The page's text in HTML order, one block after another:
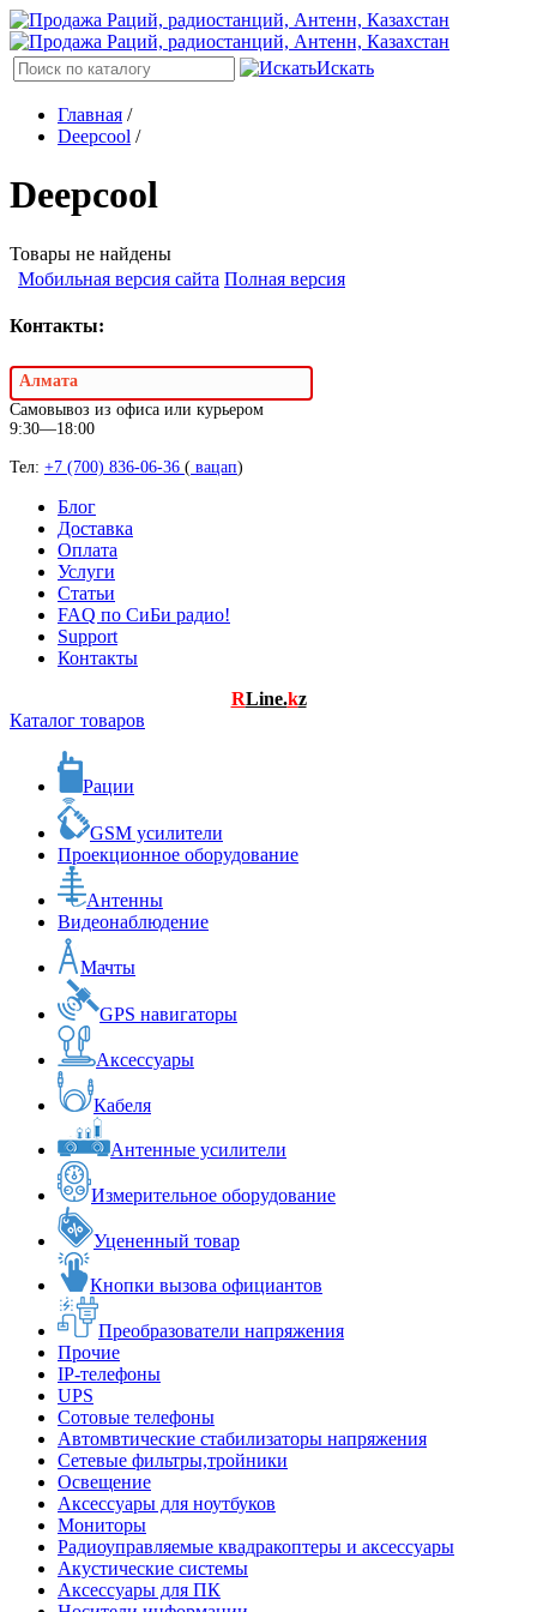
Искать
Главная /
Deepcool /
Deepcool
Товары не найдены
Мобильная версия сайта Полная версия
Контакты:
Алмата
Самовывоз из офиса или курьером
9:30—18:00
Тел: +7 (700) 836-06-36 ( вацап)
Блог
Доставка
Оплата
Услуги
Статьи
FAQ по СиБи радио!
Support
Контакты
RLine.kz
Каталог товаров
Рации
GSM усилители
Проекционное оборудование
Антенны
Видеонаблюдение
Мачты
GPS навигаторы
Аксессуары
Кабеля
Антенные усилители
Измерительное оборудование
Уцененный товар
Кнопки вызова официантов
Преобразователи напряжения
Прочие
IP-телефоны
UPS
Сотовые телефоны
Автомвтические стабилизаторы напряжения
Сетевые фильтры,тройники
Освещение
Аксессуары для ноутбуков
Мониторы
Радиоуправляемые квадракоптеры и аксессуары
Акустические системы
Аксессуары для ПК